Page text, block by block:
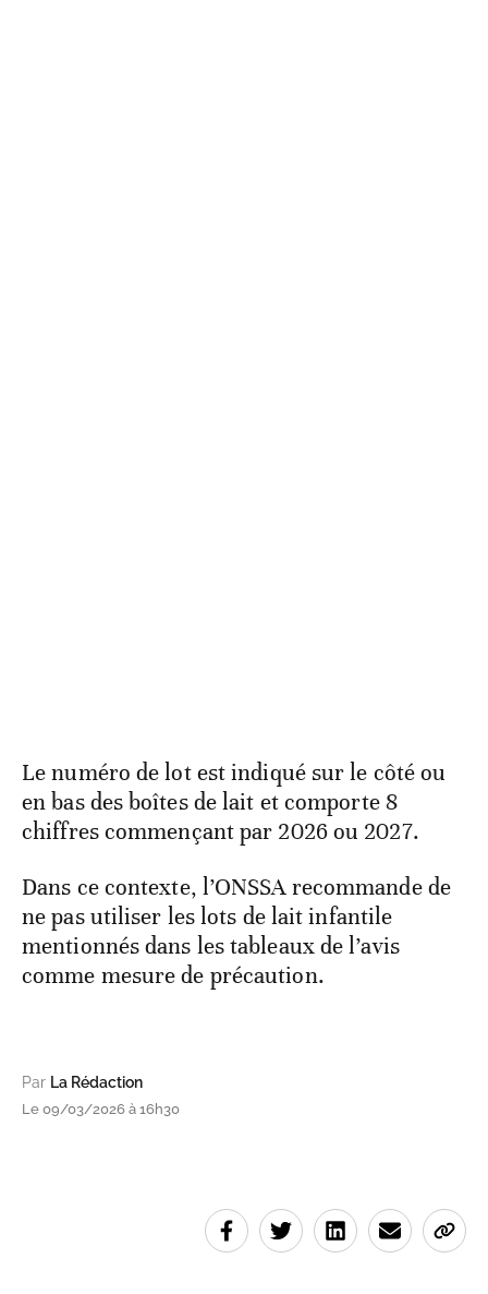
Le numéro de lot est indiqué sur le côté ou
en bas des boîtes de lait et comporte 8
chiffres commençant par 2026 ou 2027.
Dans ce contexte, l’ONSSA recommande de
ne pas utiliser les lots de lait infantile
mentionnés dans les tableaux de l’avis
comme mesure de précaution.
Par La Rédaction
Le 09/03/2026 à 16h30